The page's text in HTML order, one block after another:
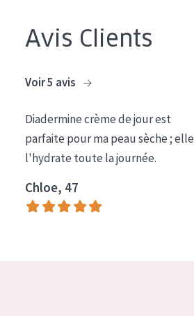
TYPE DE PRODUIT
Crème pour les Yeux
Sérum
COLLECTION
Avis Clients
Voir 5 avis
Diadermine crème de jour est
parfaite pour ma peau sèche ; elle
l'hydrate toute la journée.
Chloe, 47